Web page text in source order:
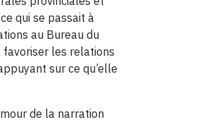
qui se passait à
au Bureau du
favoriser les relations
sur ce qu’elle
de la narration